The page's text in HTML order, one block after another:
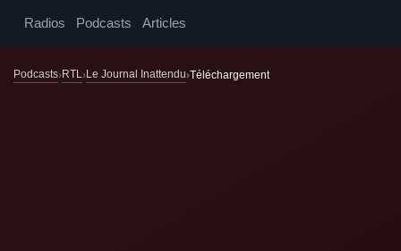
Radios Podcasts Articles
Podcasts RTL Le Journal Inattendu Téléchargement